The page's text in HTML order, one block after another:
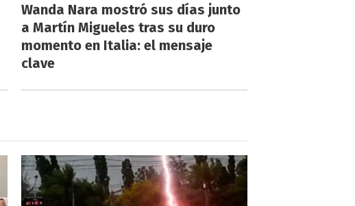
Wanda Nara mostró sus días junto
a Martín Migueles tras su duro
momento en Italia: el mensaje
clave